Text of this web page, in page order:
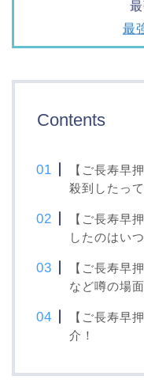
最
Contents
【ご長寿早
殺到したっ
【ご長寿早
したのはい
【ご長寿早
など噂の場
【ご長寿早
介！